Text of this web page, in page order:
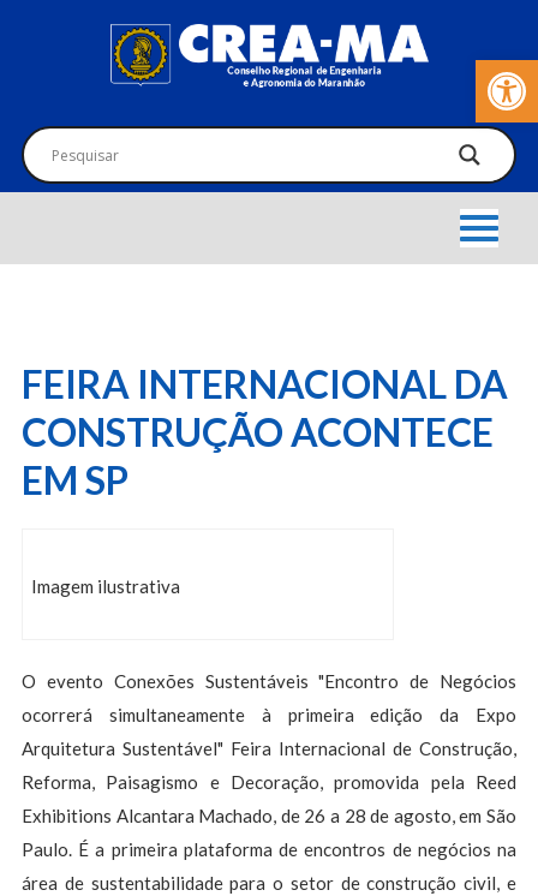
Barra de
FEIRA INTERNACIONAL DA
CONSTRUÇÃO ACONTECE
EM SP
Imagem ilustrativa
O evento Conexões Sustentáveis "Encontro de Negócios
ocorrerá simultaneamente à primeira edição da Expo
Arquitetura Sustentável" Feira Internacional de Construção,
Reforma, Paisagismo e Decoração, promovida pela Reed
Exhibitions Alcantara Machado, de 26 a 28 de agosto, em São
Paulo. É a primeira plataforma de encontros de negócios na
área de sustentabilidade para o setor de construção civil, e